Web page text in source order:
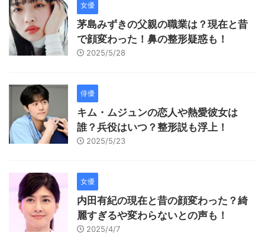
女優
茅島みずきの父親の職業は？現在と昔
で顔変わった！鼻の整形疑惑も！
2025/5/28
俳優
キム・ムジュンの恋人や熱愛彼女は
誰？兵役はいつ？整形説も浮上！
2025/5/23
女優
内田有紀の現在と昔の顔変わった？綺
麗すぎるや変わらないとの声も！
2025/4/7